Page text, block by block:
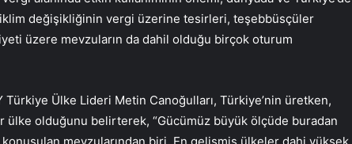
değişikliğinin vergi üzerine tesirleri, teşebbüsçüler
üzere mevzuların da dahil olduğu birçok oturum
Ülke Lideri Metin Canoğulları, Türkiye’nin üretken,
ülke olduğunu belirterek, “Gücümüz büyük ölçüde buradan